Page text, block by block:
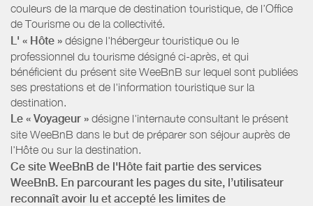
couleurs de la marque de destination touristique, de l’Office
de Tourisme ou de la collectivité.
L' « Hôte » désigne l'hébergeur touristique ou le
professionnel du tourisme désigné ci-après, et qui
bénéficient du présent site WeeBnB sur lequel sont publiées
ses prestations et de l'information touristique sur la
destination.
Le « Voyageur » désigne l'internaute consultant le présent
site WeeBnB dans le but de préparer son séjour auprès de
l'Hôte ou sur la destination.
Ce site WeeBnB de l'Hôte fait partie des services
WeeBnB. En parcourant les pages du site, l’utilisateur
reconnaît avoir lu et accepté les limites de